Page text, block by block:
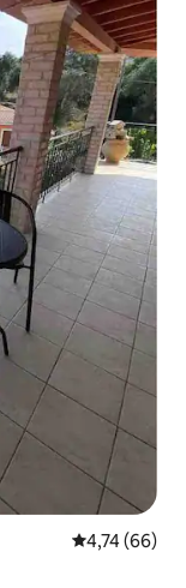
4,74 (66)